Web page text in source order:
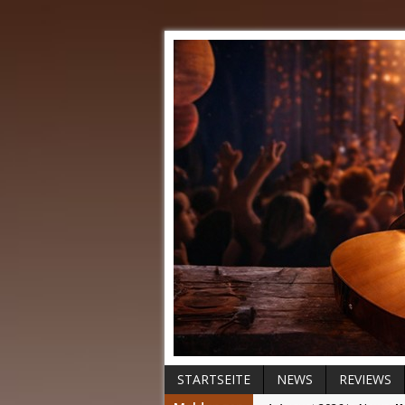
STARTSEITE NEWS REVIEWS